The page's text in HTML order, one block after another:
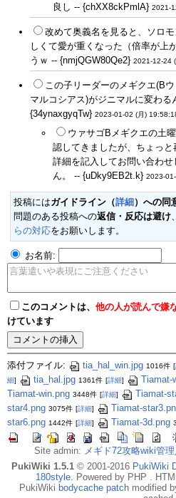
良し -- {chXX8ckPmlA} 2021-
改めて奥義名を見ると、ソロ
しくて愛が重くなった（倍率が上
うｗ -- {nmjQGW80Qe2} 2021-12-24
この子リーダーのメギクエ(B
マルコシアス)がジニマルに変わ
{34ynaxgyqTw} 2023-01-02 (月)
ウァサゴBメギクエの土
認してきましたが、ちょっと
詳細を記入してお問い合わ
ん。 -- {uDky9EB2t.k} 2023-
投稿にはガイドライン（詳細 ）への同
問題のある投稿への返信・反応は避け
らの対応をお願いします。
お名前:
このコメントは、 他の人が読んで嫌
けています
添付ファイル: tia_hal_win.jpg 1016件 [
細] tia_hal.jpg 1361件 [詳細] Tiamat-
Tiamat-win.png 3448件 [詳細] Tiamat-
star4.png 3075件 [詳細] Tiamat-
star6.png 1442件 [詳細] Tiamat-3d.png
Site admin: メギド72攻略wiki管理
PukiWiki 1.5.1© 2001-2016 PukiWiki
180style . Powered by PHP .
PukiWiki bodycache patchmodified